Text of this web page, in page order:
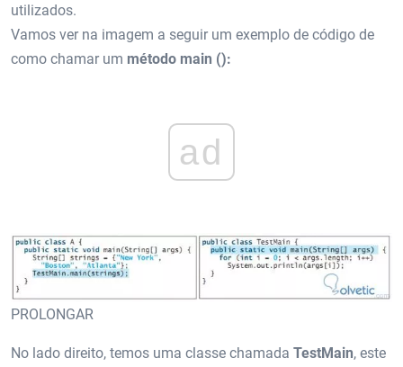
utilizados.
Vamos ver na imagem a seguir um exemplo de código de
como chamar um método main ():
ad
PROLONGAR
No lado direito, temos uma classe chamada TestMain, este